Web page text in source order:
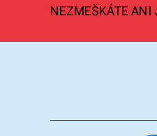
NEZMEŠKÁTE ANI